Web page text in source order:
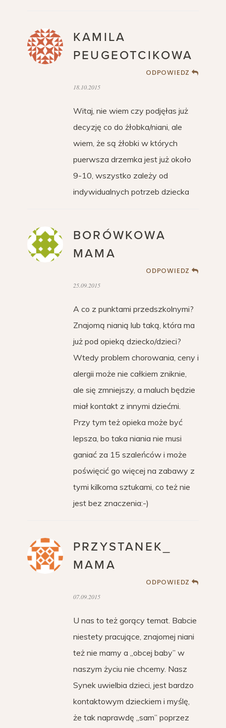
KAMILA
PEUGEOTCIKOWA
ODPOWIEDZ
18.10.2015
Witaj, nie wiem czy podjęłas już
decyzję co do żłobka/niani, ale
wiem, że są żłobki w których
puerwsza drzemka jest już około
9-10, wszystko zależy od
indywidualnych potrzeb dziecka
BORÓWKOWA
MAMA
ODPOWIEDZ
25.09.2015
A co z punktami przedszkolnymi?
Znajomą nianią lub taką, która ma
już pod opieką dziecko/dzieci?
Wtedy problem chorowania, ceny i
alergii może nie całkiem zniknie,
ale się zmniejszy, a maluch będzie
miał kontakt z innymi dziećmi.
Przy tym też opieka może być
lepsza, bo taka niania nie musi
ganiać za 15 szaleńców i może
poświęcić go więcej na zabawy z
tymi kilkoma sztukami, co też nie
jest bez znaczenia:-)
PRZYSTANEK_
MAMA
ODPOWIEDZ
07.09.2015
U nas to też gorący temat. Babcie
niestety pracujące, znajomej niani
też nie mamy a „obcej baby” w
naszym życiu nie chcemy. Nasz
Synek uwielbia dzieci, jest bardzo
kontaktowym dzieckiem i myślę,
że tak naprawdę „sam” poprzez